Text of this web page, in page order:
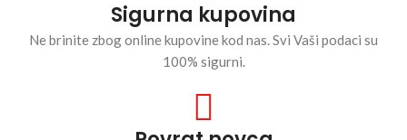
Sigurna kupovina
Ne brinite zbog online kupovine kod nas. Svi Vaši podaci su
100% sigurni.